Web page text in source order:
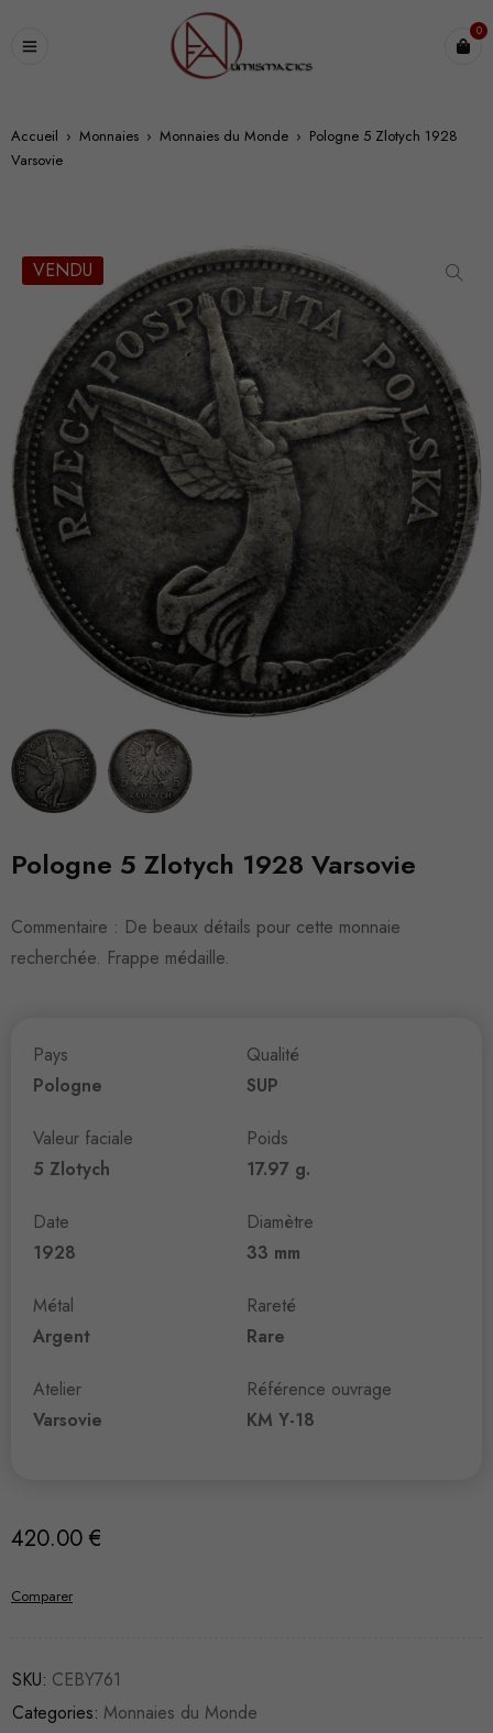
0
Accueil › Monnaies › Monnaies du Monde › Pologne 5 Zlotych 1928
Varsovie
VENDU
Pologne 5 Zlotych 1928 Varsovie
Commentaire : De beaux détails pour cette monnaie
recherchée. Frappe médaille.
Pays
Pologne
Valeur faciale
5 Zlotych
Date
1928
Métal
Argent
Atelier
Varsovie
Qualité
SUP
Poids
17.97 g.
Diamètre
33 mm
Rareté
Rare
Référence ouvrage
KM Y-18
420.00 €
Comparer
SKU: CEBY761
Categories: Monnaies du Monde